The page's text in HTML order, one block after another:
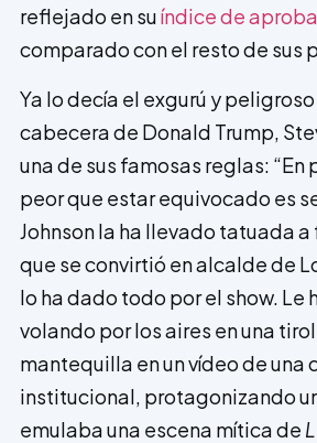
reflejado en suíndice de
comparado con el resto de sus
Ya lo decía el exgurú y
cabecera de Donald Trump,
una de sus famosas reglas: “En
peor que estar equivocado es
Johnson la ha llevado tatuada
que se convirtió en alcalde de
lo ha dado todo por el show. Le
volando por los aires en una
mantequilla en un vídeo de una
institucional, protagonizando
emulaba una escena mítica de